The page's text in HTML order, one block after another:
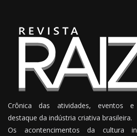
Crônica das atividades, eventos
destaque da indústria criativa brasileira.
Os acontencimentos da cultura